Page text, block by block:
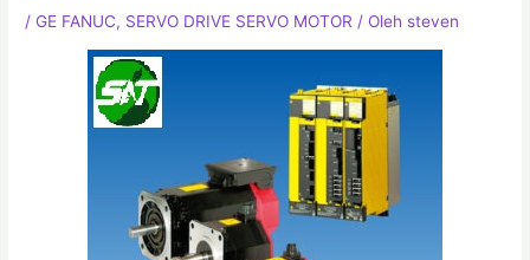
/ GE FANUC, SERVO DRIVE SERVO MOTOR / Oleh steven